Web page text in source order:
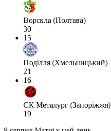
Ворскла (Полтава)
30
15
Поділля (Хмельницький)
21
16
СК Металург (Запоріжжя)
19